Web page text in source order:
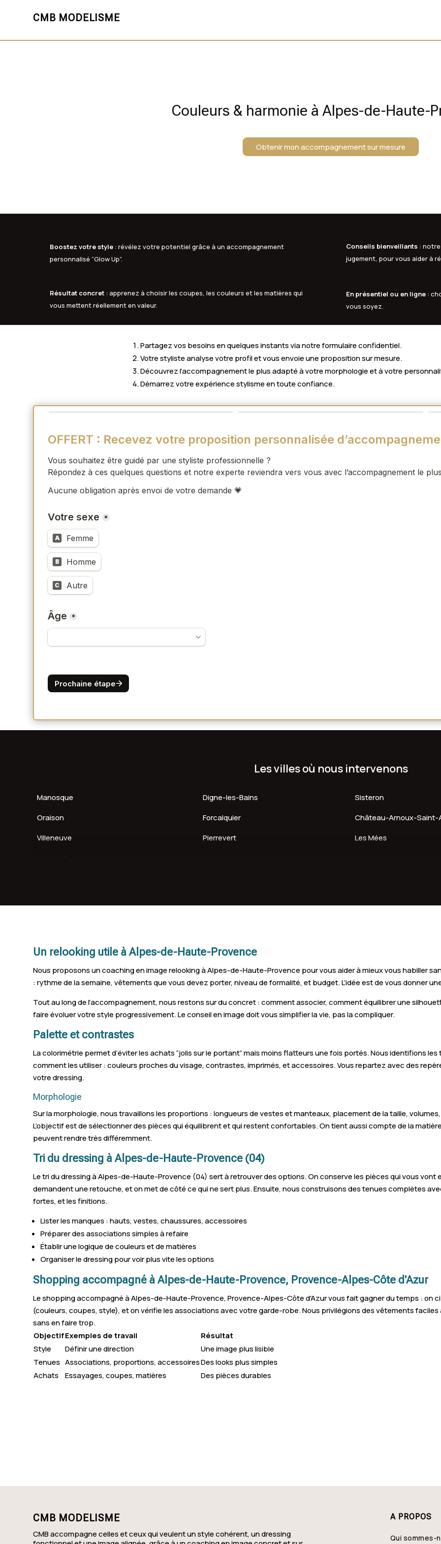
CMB MODELISME
Couleurs & harmonie à Alpes-de-Haute-
Obtenir mon accompagnement sur mesure
Boostez votre style: révélez votre potentiel grâce à un accompagnement
personnalisé “Glow Up”.
Conseils bienveillants :
jugement, pour vous aider à
Résultat concret: apprenez à choisir les coupes, les couleurs et les matières qui
vous mettent réellement en valeur.
En présentiel ou en ligne :
vous soyez.
Partagez vos besoins en quelques instants via notre formulaire confidentiel.
Votre styliste analyse votre profil et vous envoie une proposition sur mesure.
Découvrez l’accompagnement le plus adapté à votre morphologie et à votre
Démarrez votre expérience stylisme en toute confiance.
Les villes où nous intervenons
Manosque Digne-les-Bains
Sisteron
Oraison
Forcalquier
Château-Arnoux-Saint-
Villeneuve
Pierrevert
Les Mées
Un relooking utile à Alpes-de-Haute-Provence
Nous proposons un coaching en image relooking à Alpes-de-Haute-Provence pour vous aider à mieux vous habiller
: rythme de la semaine, vêtements que vous devez porter, niveau de formalité, et budget. L’idée est de vous donner
Tout au long de l’accompagnement, nous restons sur du concret : comment associer, comment équilibrer une
faire évoluer votre style progressivement. Le conseil en image doit vous simplifier la vie, pas la compliquer.
Palette et contrastes
La colorimétrie permet d’éviter les achats “jolis sur le portant” mais moins flatteurs une fois portés. Nous identifions
comment les utiliser : couleurs proches du visage, contrastes, imprimés, et accessoires. Vous repartez avec des
votre dressing.
Morphologie
Sur la morphologie, nous travaillons les proportions : longueurs de vestes et manteaux, placement de la taille,
L’objectif est de sélectionner des pièces qui équilibrent et qui restent confortables. On tient aussi compte de la
peuvent rendre très différemment.
Tri du dressing à Alpes-de-Haute-Provence (04)
Le tri du dressing à Alpes-de-Haute-Provence (04) sert à retrouver des options. On conserve les pièces qui vous
demandent une retouche, et on met de côté ce qui ne sert plus. Ensuite, nous construisons des tenues complètes
fortes, et les finitions.
Lister les manques : hauts, vestes, chaussures, accessoires
Préparer des associations simples à refaire
Établir une logique de couleurs et de matières
Organiser le dressing pour voir plus vite les options
Shopping accompagné à Alpes-de-Haute-Provence, Provence-Alpes-Côte d'Azur
Le shopping accompagné à Alpes-de-Haute-Provence, Provence-Alpes-Côte d'Azur vous fait gagner du temps : on
(couleurs, coupes, style), et on vérifie les associations avec votre garde-robe. Nous privilégions des vêtements
sans en faire trop.
ObjectifExemples de travail
Résultat
Style
Définir une direction
Une image plus lisible
Tenues Associations, proportions, accessoiresDes looks plus simples
Achats
Essayages, coupes, matières Des pièces durables
CMB MODELISME
CMB accompagne celles et ceux qui veulent un style cohérent, un dressing
A PROPOS
Qui sommes-